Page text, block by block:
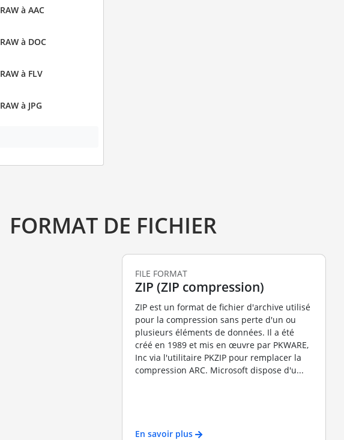
RAW à AAC
RAW à DOC
RAW à FLV
RAW à JPG
FORMAT DE FICHIER
FILE FORMAT
ZIP (ZIP compression)
ZIP est un format de fichier d'archive utilisé
pour la compression sans perte d'un ou
plusieurs éléments de données. Il a été
créé en 1989 et mis en œuvre par PKWARE,
Inc via l'utilitaire PKZIP pour remplacer la
compression ARC. Microsoft dispose d'u...
En savoir plus